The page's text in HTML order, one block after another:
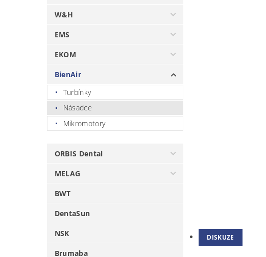
W&H
EMS
EKOM
BienAir
Turbínky
Násadce
Mikromotory
ORBIS Dental
MELAG
BWT
DentaSun
NSK
Brumaba
DISKUZE